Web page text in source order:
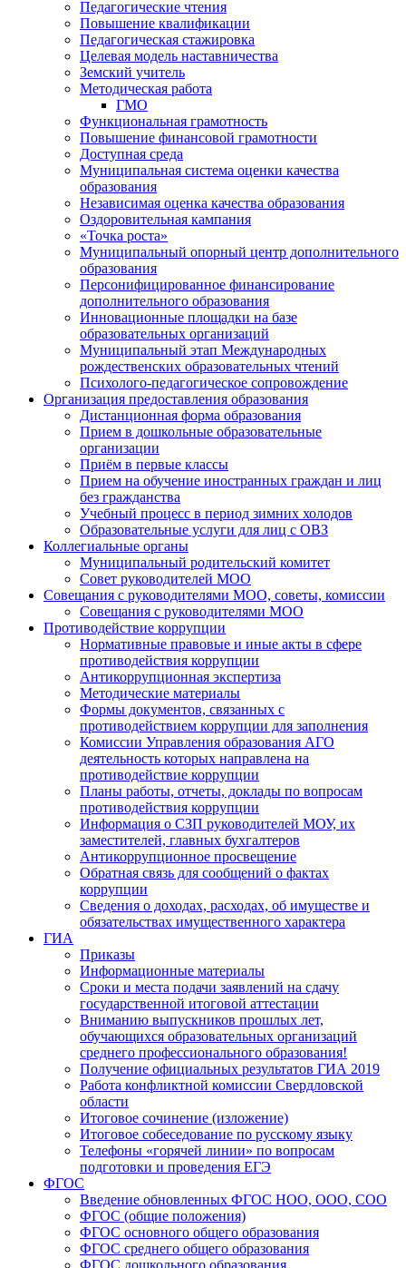
Педагогические чтения
Повышение квалификации
Педагогическая стажировка
Целевая модель наставничества
Земский учитель
Методическая работа
ГМО
Функциональная грамотность
Повышение финансовой грамотности
Доступная среда
Муниципальная система оценки качества
образования
Независимая оценка качества образования
Оздоровительная кампания
«Точка роста»
Муниципальный опорный центр дополнительного
образования
Персонифицированное финансирование
дополнительного образования
Инновационные площадки на базе
образовательных организаций
Муниципальный этап Международных
рождественских образовательных чтений
Психолого-педагогическое сопровождение
Организация предоставления образования
Дистанционная форма образования
Прием в дошкольные образовательные
организации
Приём в первые классы
Прием на обучение иностранных граждан и лиц
без гражданства
Учебный процесс в период зимних холодов
Образовательные услуги для лиц с ОВЗ
Коллегиальные органы
Муниципальный родительский комитет
Совет руководителей МОО
Совещания с руководителями МОО, советы, комиссии
Совещания с руководителями МОО
Противодействие коррупции
Нормативные правовые и иные акты в сфере
противодействия коррупции
Антикоррупционная экспертиза
Методические материалы
Формы документов, связанных с
противодействием коррупции для заполнения
Комиссии Управления образования АГО
деятельность которых направлена на
противодействие коррупции
Планы работы, отчеты, доклады по вопросам
противодействия коррупции
Информация о СЗП руководителей МОУ, их
заместителей, главных бухгалтеров
Антикоррупционное просвещение
Обратная связь для сообщений о фактах
коррупции
Сведения о доходах, расходах, об имуществе и
обязательствах имущественного характера
ГИА
Приказы
Информационные материалы
Сроки и места подачи заявлений на сдачу
государственной итоговой аттестации
Вниманию выпускников прошлых лет,
обучающихся образовательных организаций
среднего профессионального образования!
Получение официальных результатов ГИА 2019
Работа конфликтной комиссии Свердловской
области
Итоговое сочинение (изложение)
Итоговое собеседование по русскому языку
Телефоны «горячей линии» по вопросам
подготовки и проведения ЕГЭ
ФГОС
Введение обновленных ФГОС НОО, ООО, СОО
ФГОС (общие положения)
ФГОС основного общего образования
ФГОС среднего общего образования